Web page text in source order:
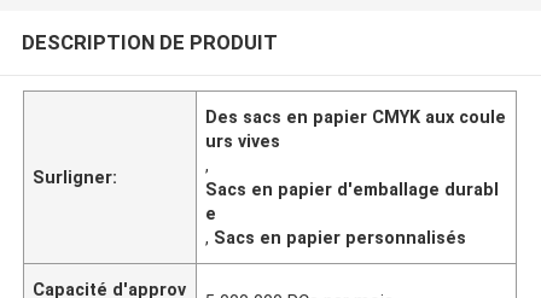
DESCRIPTION DE PRODUIT
Surligner:
Des sacs en papier CMYK aux coule
urs vives
,
Sacs en papier d'emballage durabl
e
, Sacs en papier personnalisés
Capacité d'approv